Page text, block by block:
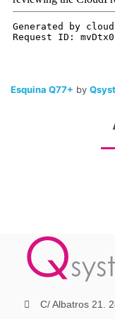
Esquina Q77+ by
C/ Albatros 21.